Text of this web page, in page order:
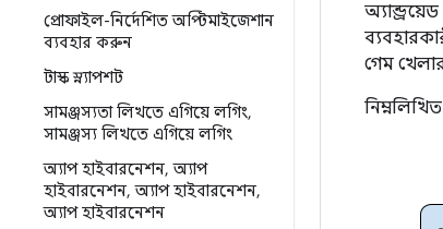
প্রোফাইল-নির্দেশিত অপ্টিমাইজেশান
ব্যবহার করুন
টাস্ক স্ন্যাপশট
সামঞ্জস্যতা লিখতে এগিয়ে লগিং,
সামঞ্জস্য লিখতে এগিয়ে লগিং
অ্যাপ হাইবারনেশন, অ্যাপ
হাইবারনেশন, অ্যাপ হাইবারনেশন,
অ্যাপ হাইবারনেশন
গেম
নিম্নলিখিত